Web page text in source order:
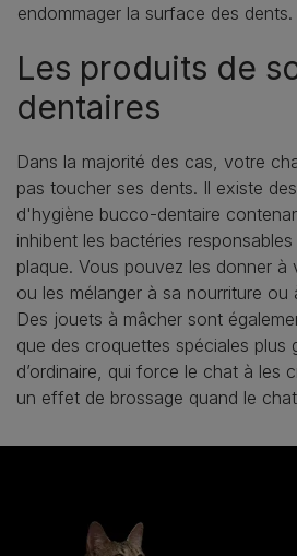
endommager la surface des dents.
Les produits de
dentaires
Dans la majorité des cas, votre
pas toucher ses dents. Il existe
d'hygiène bucco-dentaire
inhibent les bactéries
plaque. Vous pouvez les donner
ou les mélanger à sa nourriture
Des jouets à mâcher sont
que des croquettes spéciales plus
d’ordinaire, qui force le chat à les
un effet de brossage quand le